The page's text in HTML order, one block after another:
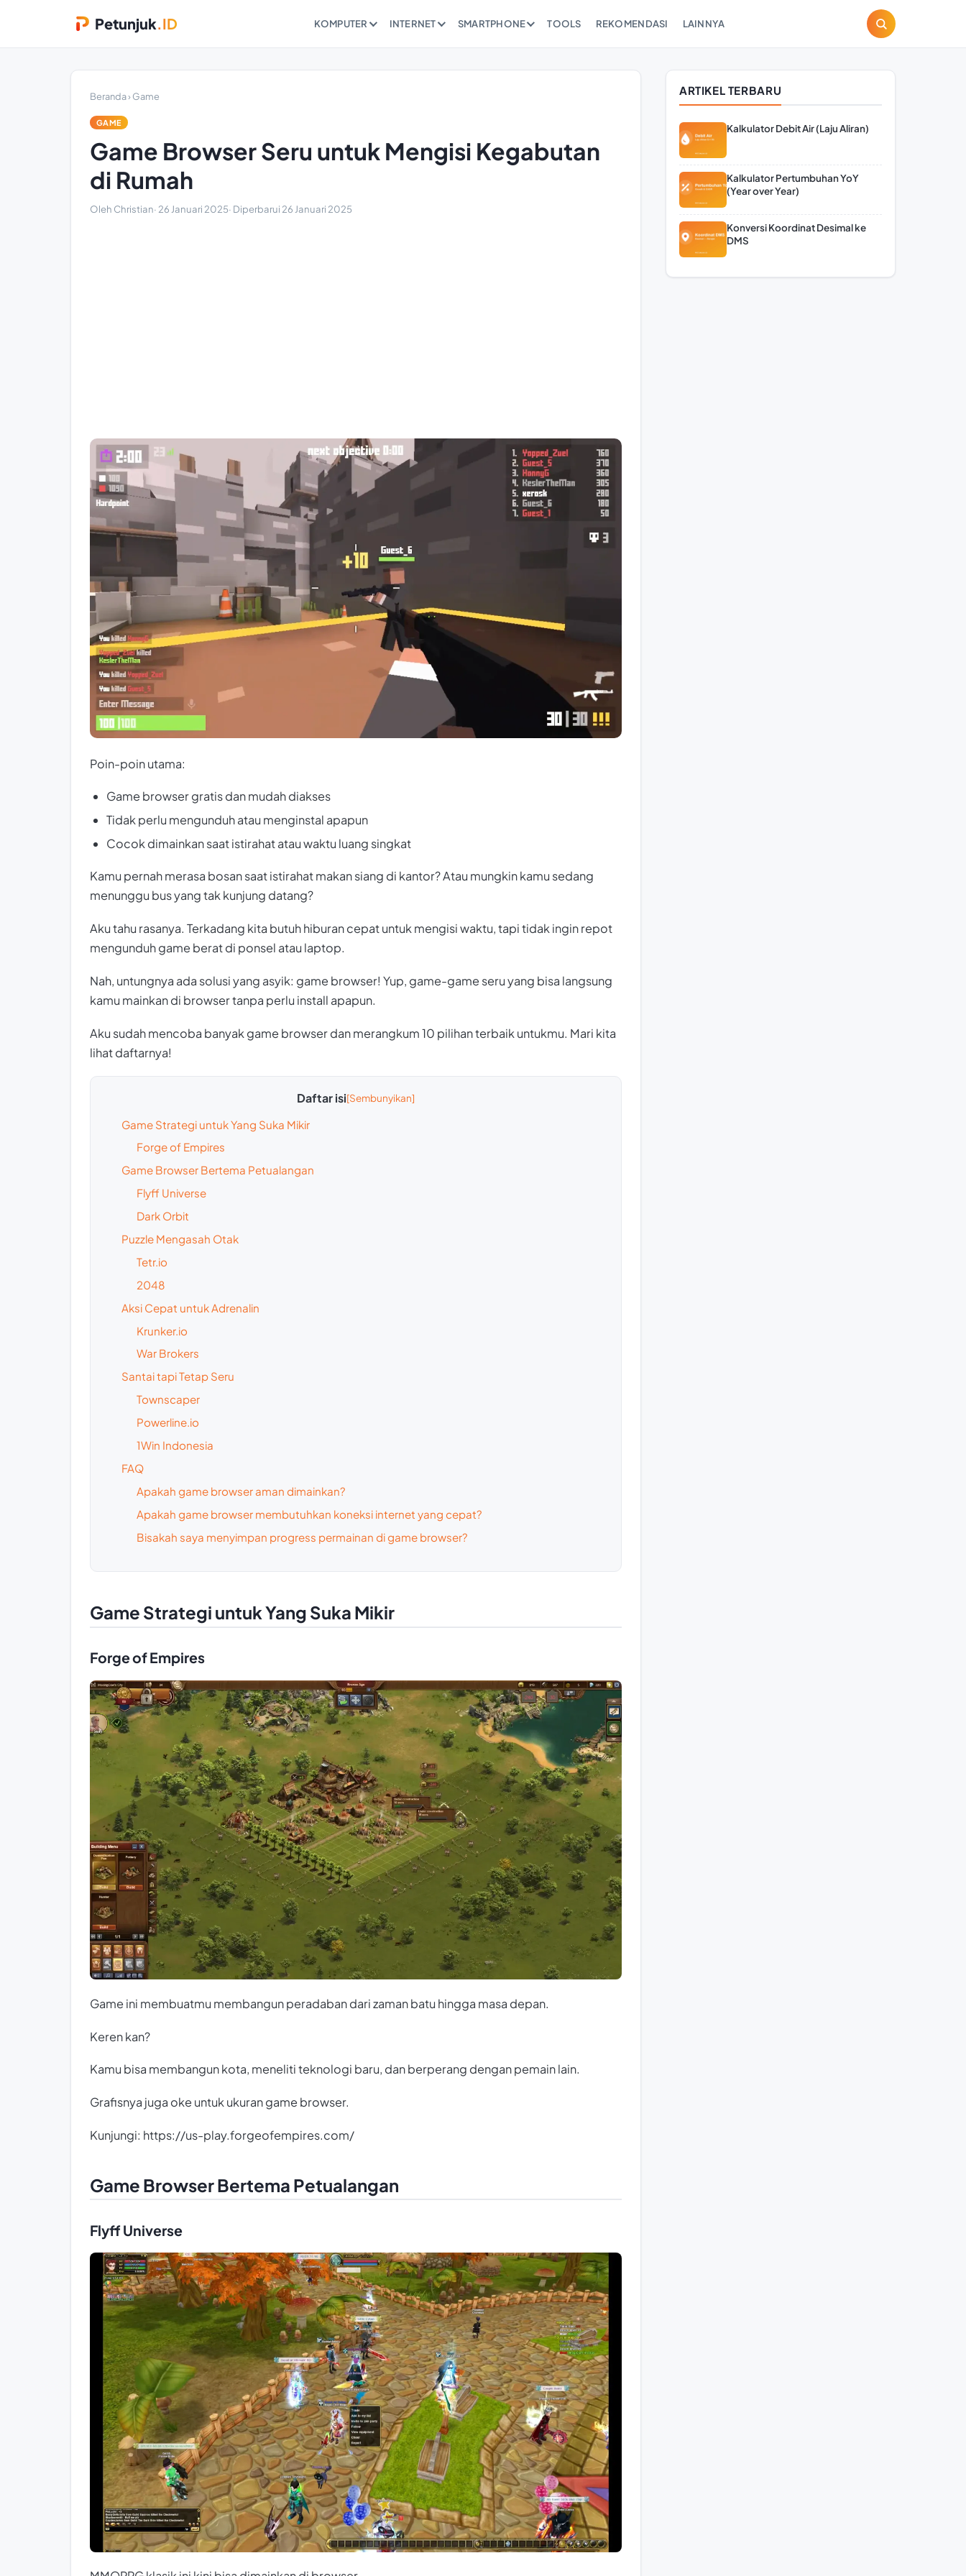
Petunjuk.ID KOMPUTER INTERNET SMARTPHONE TOOLS REKOMENDASI LAINNYA
Beranda›Game
GAME
Game Browser Seru untuk Mengisi Kegabutan
di Rumah
Oleh Christian· 26 Januari 2025· Diperbarui 26 Januari 2025
Poin-poin utama:
Game browser gratis dan mudah diakses
Tidak perlu mengunduh atau menginstal apapun
Cocok dimainkan saat istirahat atau waktu luang singkat
Kamu pernah merasa bosan saat istirahat makan siang di kantor? Atau mungkin kamu sedang
menunggu bus yang tak kunjung datang?
Aku tahu rasanya. Terkadang kita butuh hiburan cepat untuk mengisi waktu, tapi tidak ingin repot
mengunduh game berat di ponsel atau laptop.
Nah, untungnya ada solusi yang asyik: game browser! Yup, game-game seru yang bisa langsung
kamu mainkan di browser tanpa perlu install apapun.
Aku sudah mencoba banyak game browser dan merangkum 10 pilihan terbaik untukmu. Mari kita
lihat daftarnya!
Daftar isi
Game Strategi untuk Yang Suka Mikir
Forge of Empires
Game Browser Bertema Petualangan
Flyff Universe
Dark Orbit
Puzzle Mengasah Otak
Tetr.io
2048
Aksi Cepat untuk Adrenalin
Krunker.io
War Brokers
Santai tapi Tetap Seru
Townscaper
Powerline.io
1Win Indonesia
FAQ
Apakah game browser aman dimainkan?
Apakah game browser membutuhkan koneksi internet yang cepat?
Bisakah saya menyimpan progress permainan di game browser?
Game Strategi untuk Yang Suka Mikir
Forge of Empires
Game ini membuatmu membangun peradaban dari zaman batu hingga masa depan.
Keren kan?
Kamu bisa membangun kota, meneliti teknologi baru, dan berperang dengan pemain lain.
Grafisnya juga oke untuk ukuran game browser.
Kunjungi: https://us-play.forgeofempires.com/
Game Browser Bertema Petualangan
Flyff Universe
ARTIKEL TERBARU
Kalkulator Debit Air (Laju Aliran)
Kalkulator Pertumbuhan YoY
(Year over Year)
Konversi Koordinat Desimal ke
DMS